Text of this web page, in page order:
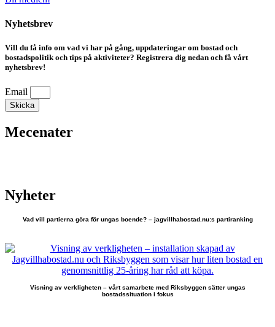
Nyhetsbrev
Vill du få info om vad vi har på gång, uppdateringar om bostad och
bostadspolitik och tips på aktiviteter? Registrera dig nedan och få vårt
nyhetsbrev!
Email
Skicka
Mecenater
Nyheter
Vad vill partierna göra för ungas boende? – jagvillhabostad.nu:s partiranking
Visning av verkligheten – vårt samarbete med Riksbyggen sätter ungas
bostadssituation i fokus